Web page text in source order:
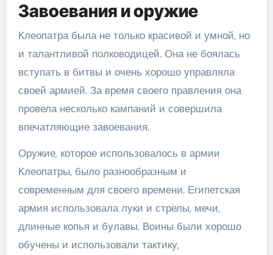
Завоевания и оружие
Клеопатра была не только красивой и умной, но
и талантливой полководицей. Она не боялась
вступать в битвы и очень хорошо управляла
своей армией. За время своего правления она
провела несколько кампаний и совершила
впечатляющие завоевания.
Оружие, которое использовалось в армии
Клеопатры, было разнообразным и
современным для своего времени. Египетская
армия использовала луки и стрелы, мечи,
длинные копья и булавы. Воины были хорошо
обучены и использовали тактику,